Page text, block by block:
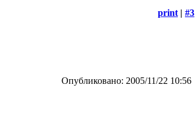
print | #3
Опубликовано: 2005/11/22 10:56